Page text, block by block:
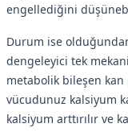
engellediğini
Durum ise
dengeleyici tek
metabolik bileşen kan
vücudunuz kalsiyum
kalsiyum arttırılır ve